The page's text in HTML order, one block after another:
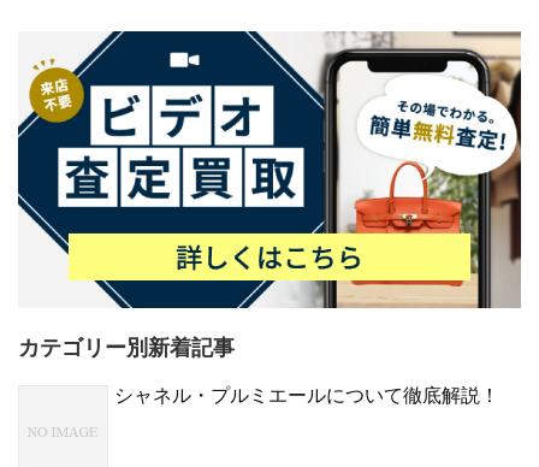
カテゴリー別新着記事
シャネル・プルミエールについて徹底解説！